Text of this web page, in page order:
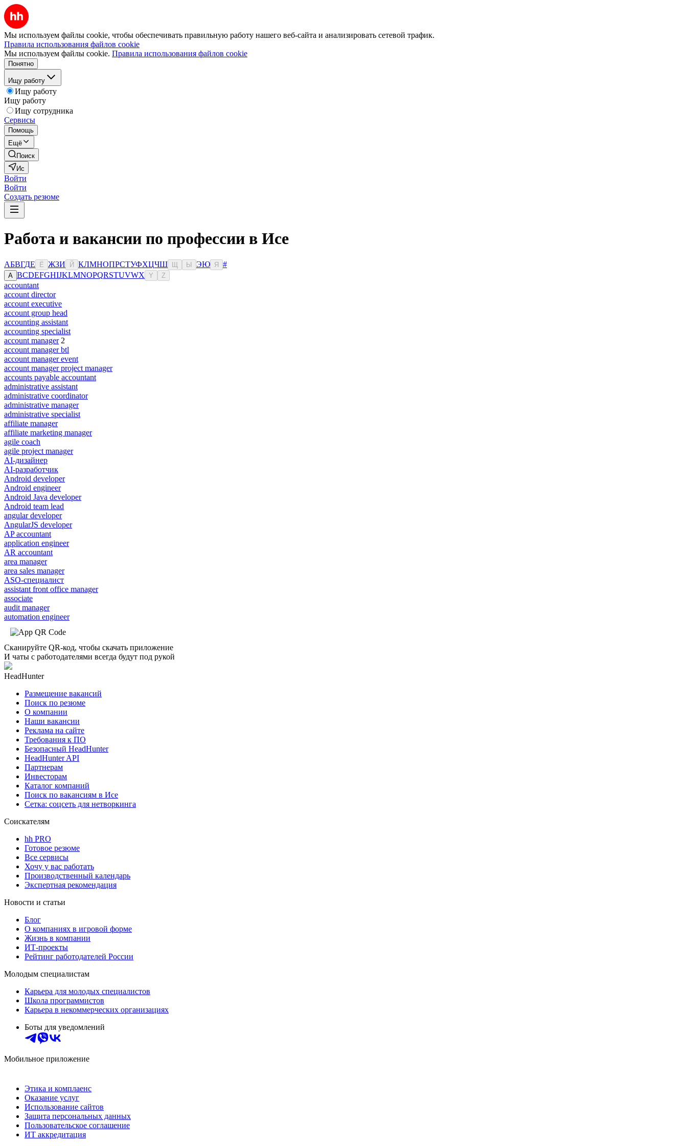
Мы используем файлы cookie, чтобы обеспечивать правильную работу нашего веб-сайта и анализировать сетевой трафик.
Правила использования файлов cookie
Мы используем файлы cookie. Правила использования файлов cookie
Понятно
Ищу работу
Ищу работу
Ищу работу
Ищу сотрудника
Сервисы
Помощь
Ещё
Поиск
Ис
Войти
Войти
Создать резюме
Работа и вакансии по профессии в Исе
АБВГДЕ Ё ЖЗИ Й КЛМНОПРСТУФХЦЧШ Ы ЭЮ Я #
A BCDEFGHIJKLMNOPQRSTUVWX Y Z
accountant
account director
account executive
account group head
accounting assistant
accounting specialist
account manager 2
account manager btl
account manager event
account manager project manager
accounts payable accountant
administrative assistant
administrative coordinator
administrative manager
administrative specialist
affiliate manager
affiliate marketing manager
agile coach
agile project manager
AI-дизайнер
AI-разработчик
Android developer
Android engineer
Android Java developer
Android team lead
angular developer
AngularJS developer
AP accountant
application engineer
AR accountant
area manager
area sales manager
ASO-специалист
assistant front office manager
associate
audit manager
automation engineer
Сканируйте QR-код, чтобы скачать приложение
И чаты с работодателями всегда будут под рукой
HeadHunter
Размещение вакансий
Поиск по резюме
О компании
Наши вакансии
Реклама на сайте
Требования к ПО
Безопасный HeadHunter
HeadHunter API
Партнерам
Инвесторам
Каталог компаний
Поиск по вакансиям в Исе
Сетка: соцсеть для нетворкинга
Соискателям
hh PRO
Готовое резюме
Все сервисы
Хочу у вас работать
Производственный календарь
Экспертная рекомендация
Новости и статьи
Блог
О компаниях в игровой форме
Жизнь в компании
ИТ-проекты
Рейтинг работодателей России
Молодым специалистам
Карьера для молодых специалистов
Школа программистов
Карьера в некоммерческих организациях
Боты для уведомлений
Мобильное приложение
Этика и комплаенс
Оказание услуг
Использование сайтов
Защита персональных данных
Пользовательское соглашение
ИТ аккредитация